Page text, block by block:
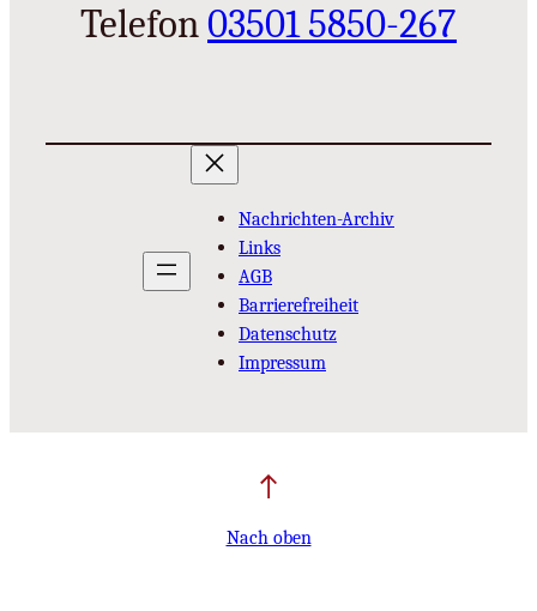
Telefon03501 5850-267
Nachrichten-Archiv
Links
AGB
Barrierefreiheit
Datenschutz
Impressum
Nach oben